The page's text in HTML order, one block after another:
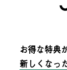
お得な特典
新しくなっ